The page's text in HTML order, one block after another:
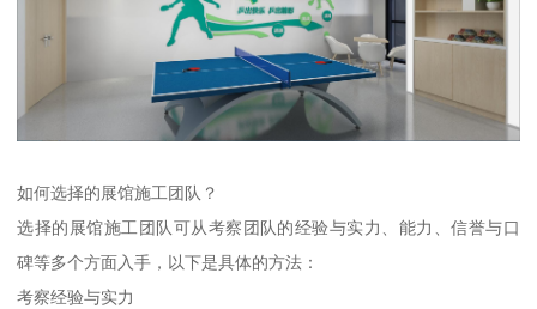
如何选择的展馆施工团队？
选择的展馆施工团队可从考察团队的经验与实力、能力、信誉与口
碑等多个方面入手，以下是具体的方法：
考察经验与实力